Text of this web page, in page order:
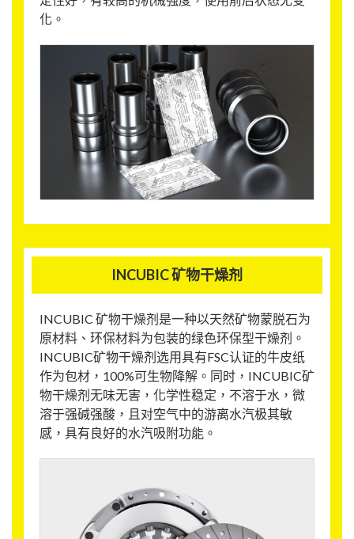
化。
INCUBIC 矿物干燥剂
INCUBIC 矿物干燥剂是一种以天然矿物蒙脱石为
原材料、环保材料为包装的绿色环保型干燥剂。
INCUBIC矿物干燥剂选用具有FSC认证的牛皮纸
作为包材，100%可生物降解。同时，INCUBIC矿
物干燥剂无味无害，化学性稳定，不溶于水，微
溶于强碱强酸，且对空气中的游离水汽极其敏
感，具有良好的水汽吸附功能。